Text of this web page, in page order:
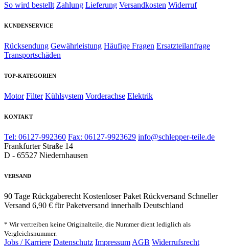
So wird bestellt Zahlung Lieferung Versandkosten Widerruf
KUNDENSERVICE
Rücksendung Gewährleistung Häufige Fragen Ersatzteilanfrage
Transportschäden
TOP-KATEGORIEN
Motor Filter Kühlsystem Vorderachse Elektrik
KONTAKT
Tel: 06127-992360 Fax: 06127-9923629 info@schlepper-teile.de
Frankfurter Straße 14
D - 65527 Niedernhausen
VERSAND
90 Tage Rückgaberecht Kostenloser Paket Rückversand Schneller
Versand 6,90 € für Paketversand innerhalb Deutschland
* Wir vertreiben keine Originalteile, die Nummer dient lediglich als
Vergleichsnummer.
Jobs / Karriere Datenschutz Impressum AGB Widerrufsrecht